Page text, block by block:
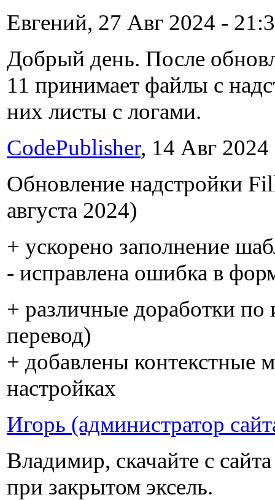
Евгений, 27 Авг 2024 -
Добрый день. После
11 принимает файлы с
них листы с логами.
CodePublisher, 14 Авг
Обновление надстройки
августа 2024)
+ ускорено заполнение
- исправлена ошибка в
+ различные доработки по
перевод)
+ добавлены контекстные
настройках
Игорь (администратор
Владимир, скачайте с
при закрытом эксель.